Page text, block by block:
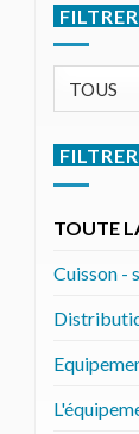
TOUTE
Cuisson -